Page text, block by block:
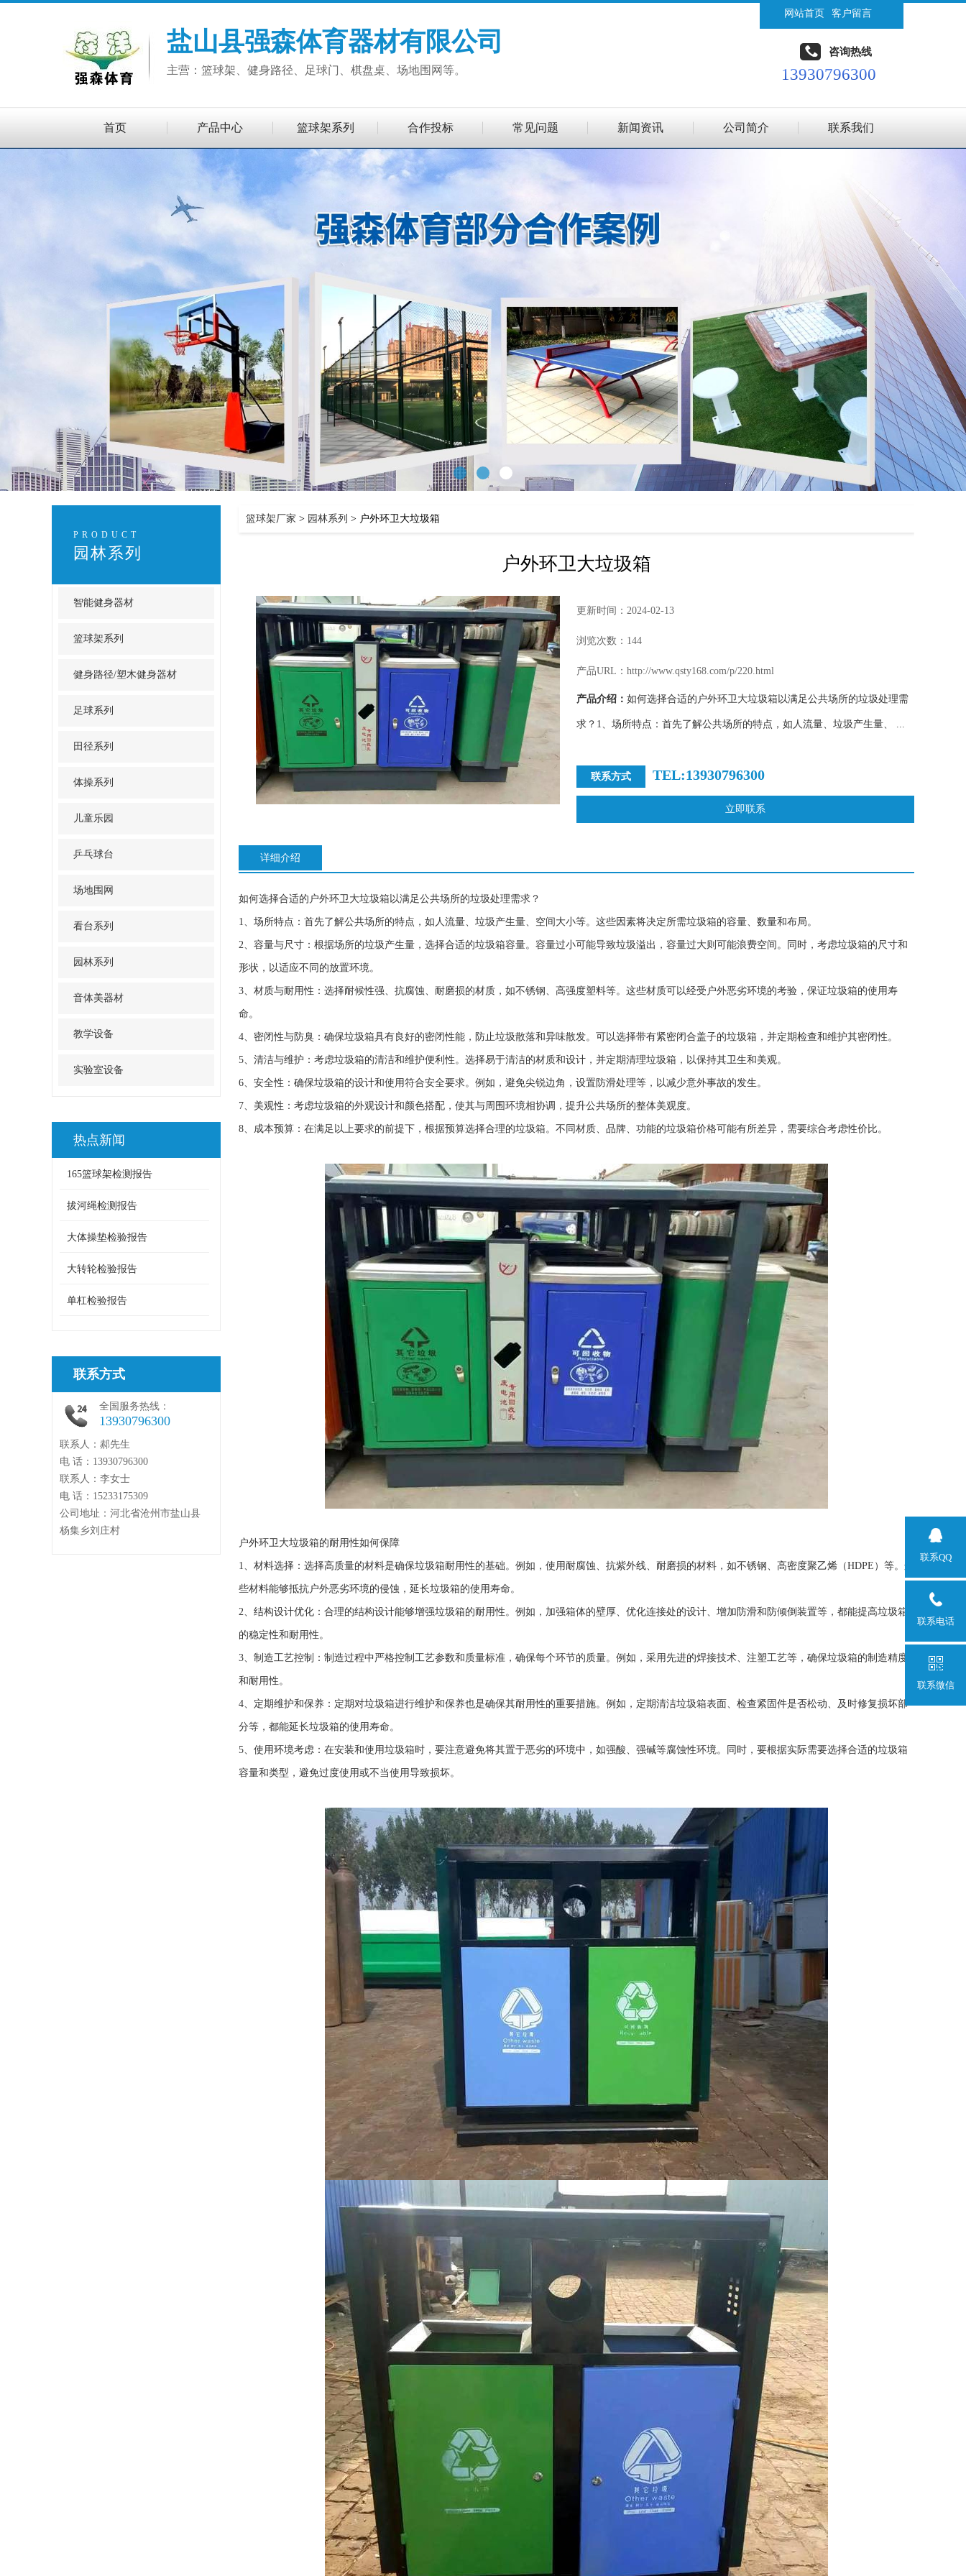
盐山县强森体育器材有限公司
主营：篮球架、健身路径、足球门、棋盘桌、场地围网等。
网站首页 客户留言
咨询热线
13930796300
首页 产品中心 篮球架系列 合作投标 常见问题 新闻资讯 公司简介 联系我们
PRODUCT
园林系列
智能健身器材
篮球架系列
健身路径/塑木健身器材
足球系列
田径系列
体操系列
儿童乐园
乒乓球台
场地围网
看台系列
园林系列
音体美器材
教学设备
实验室设备
热点新闻
165篮球架检测报告
拔河绳检测报告
大体操垫检验报告
大转轮检验报告
单杠检验报告
联系方式
全国服务热线：
13930796300
联系人：郝先生
电 话：13930796300
联系人：李女士
电 话：15233175309
公司地址：河北省沧州市盐山县
杨集乡刘庄村
篮球架厂家 > 园林系列 > 户外环卫大垃圾箱
户外环卫大垃圾箱
更新时间：2024-02-13
浏览次数：144
产品URL：http://www.qsty168.com/p/220.html
产品介绍： 如何选择合适的户外环卫大垃圾箱以满足公共场所的垃圾处理需
求？1、场所特点：首先了解公共场所的特点，如人流量、垃圾产生量、 ...
联系方式 TEL:13930796300
立即联系
详细介绍
如何选择合适的户外环卫大垃圾箱以满足公共场所的垃圾处理需求？
1、场所特点：首先了解公共场所的特点，如人流量、垃圾产生量、空间大小等。这些因素将决定所需垃圾箱的容量、数量和布局。
2、容量与尺寸：根据场所的垃圾产生量，选择合适的垃圾箱容量。容量过小可能导致垃圾溢出，容量过大则可能浪费空间。同时，考虑垃圾箱的尺寸和
形状，以适应不同的放置环境。
3、材质与耐用性：选择耐候性强、抗腐蚀、耐磨损的材质，如不锈钢、高强度塑料等。这些材质可以经受户外恶劣环境的考验，保证垃圾箱的使用寿
命。
4、密闭性与防臭：确保垃圾箱具有良好的密闭性能，防止垃圾散落和异味散发。可以选择带有紧密闭合盖子的垃圾箱，并定期检查和维护其密闭性。
5、清洁与维护：考虑垃圾箱的清洁和维护便利性。选择易于清洁的材质和设计，并定期清理垃圾箱，以保持其卫生和美观。
6、安全性：确保垃圾箱的设计和使用符合安全要求。例如，避免尖锐边角，设置防滑处理等，以减少意外事故的发生。
7、美观性：考虑垃圾箱的外观设计和颜色搭配，使其与周围环境相协调，提升公共场所的整体美观度。
8、成本预算：在满足以上要求的前提下，根据预算选择合理的垃圾箱。不同材质、品牌、功能的垃圾箱价格可能有所差异，需要综合考虑性价比。
户外环卫大垃圾箱的耐用性如何保障
1、材料选择：选择高质量的材料是确保垃圾箱耐用性的基础。例如，使用耐腐蚀、抗紫外线、耐磨损的材料，如不锈钢、高密度聚乙烯（HDPE）等。这
些材料能够抵抗户外恶劣环境的侵蚀，延长垃圾箱的使用寿命。
2、结构设计优化：合理的结构设计能够增强垃圾箱的耐用性。例如，加强箱体的壁厚、优化连接处的设计、增加防滑和防倾倒装置等，都能提高垃圾箱
的稳定性和耐用性。
3、制造工艺控制：制造过程中严格控制工艺参数和质量标准，确保每个环节的质量。例如，采用先进的焊接技术、注塑工艺等，确保垃圾箱的制造精度
和耐用性。
4、定期维护和保养：定期对垃圾箱进行维护和保养也是确保其耐用性的重要措施。例如，定期清洁垃圾箱表面、检查紧固件是否松动、及时修复损坏部
分等，都能延长垃圾箱的使用寿命。
5、使用环境考虑：在安装和使用垃圾箱时，要注意避免将其置于恶劣的环境中，如强酸、强碱等腐蚀性环境。同时，要根据实际需要选择合适的垃圾箱
容量和类型，避免过度使用或不当使用导致损坏。
联系QQ
联系电话
联系微信